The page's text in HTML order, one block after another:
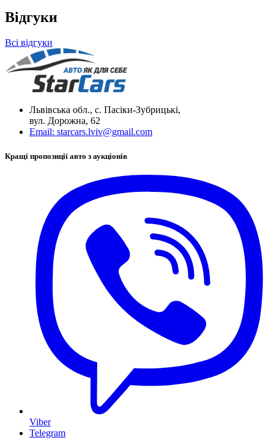
Відгуки
Всі відгуки
Львівська обл., с. Пасіки-Зубрицькі,
вул. Дорожна, 62
Email: starcars.lviv@gmail.com
Кращі пропозиції авто з аукціонів
Viber
Telegram